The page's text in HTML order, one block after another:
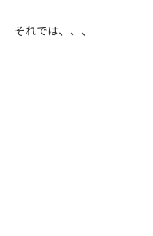
それでは、、、